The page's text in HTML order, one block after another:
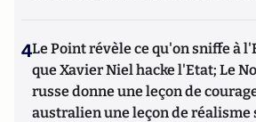
4Le Point révèle ce qu'on sniffe à
que Xavier Niel hacke l'Etat; Le
russe donne une leçon de
australien une leçon de réalisme